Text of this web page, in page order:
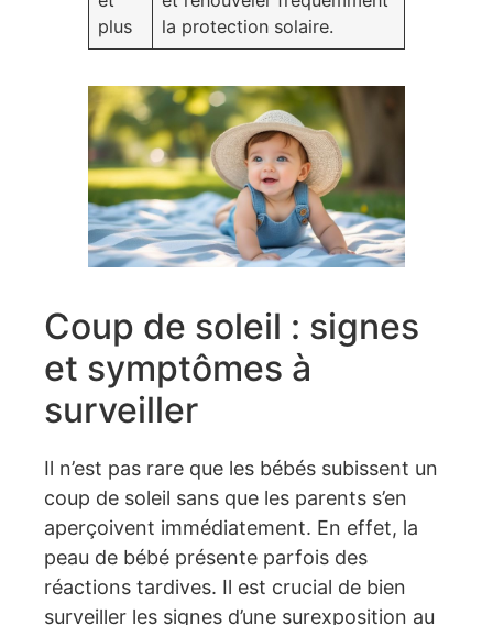
plus
la protection solaire.
Coup de soleil : signes
et symptômes à
surveiller
Il n’est pas rare que les bébés subissent un
coup de soleil sans que les parents s’en
aperçoivent immédiatement. En effet, la
peau de bébé présente parfois des
réactions tardives. Il est crucial de bien
surveiller les signes d’une surexposition au